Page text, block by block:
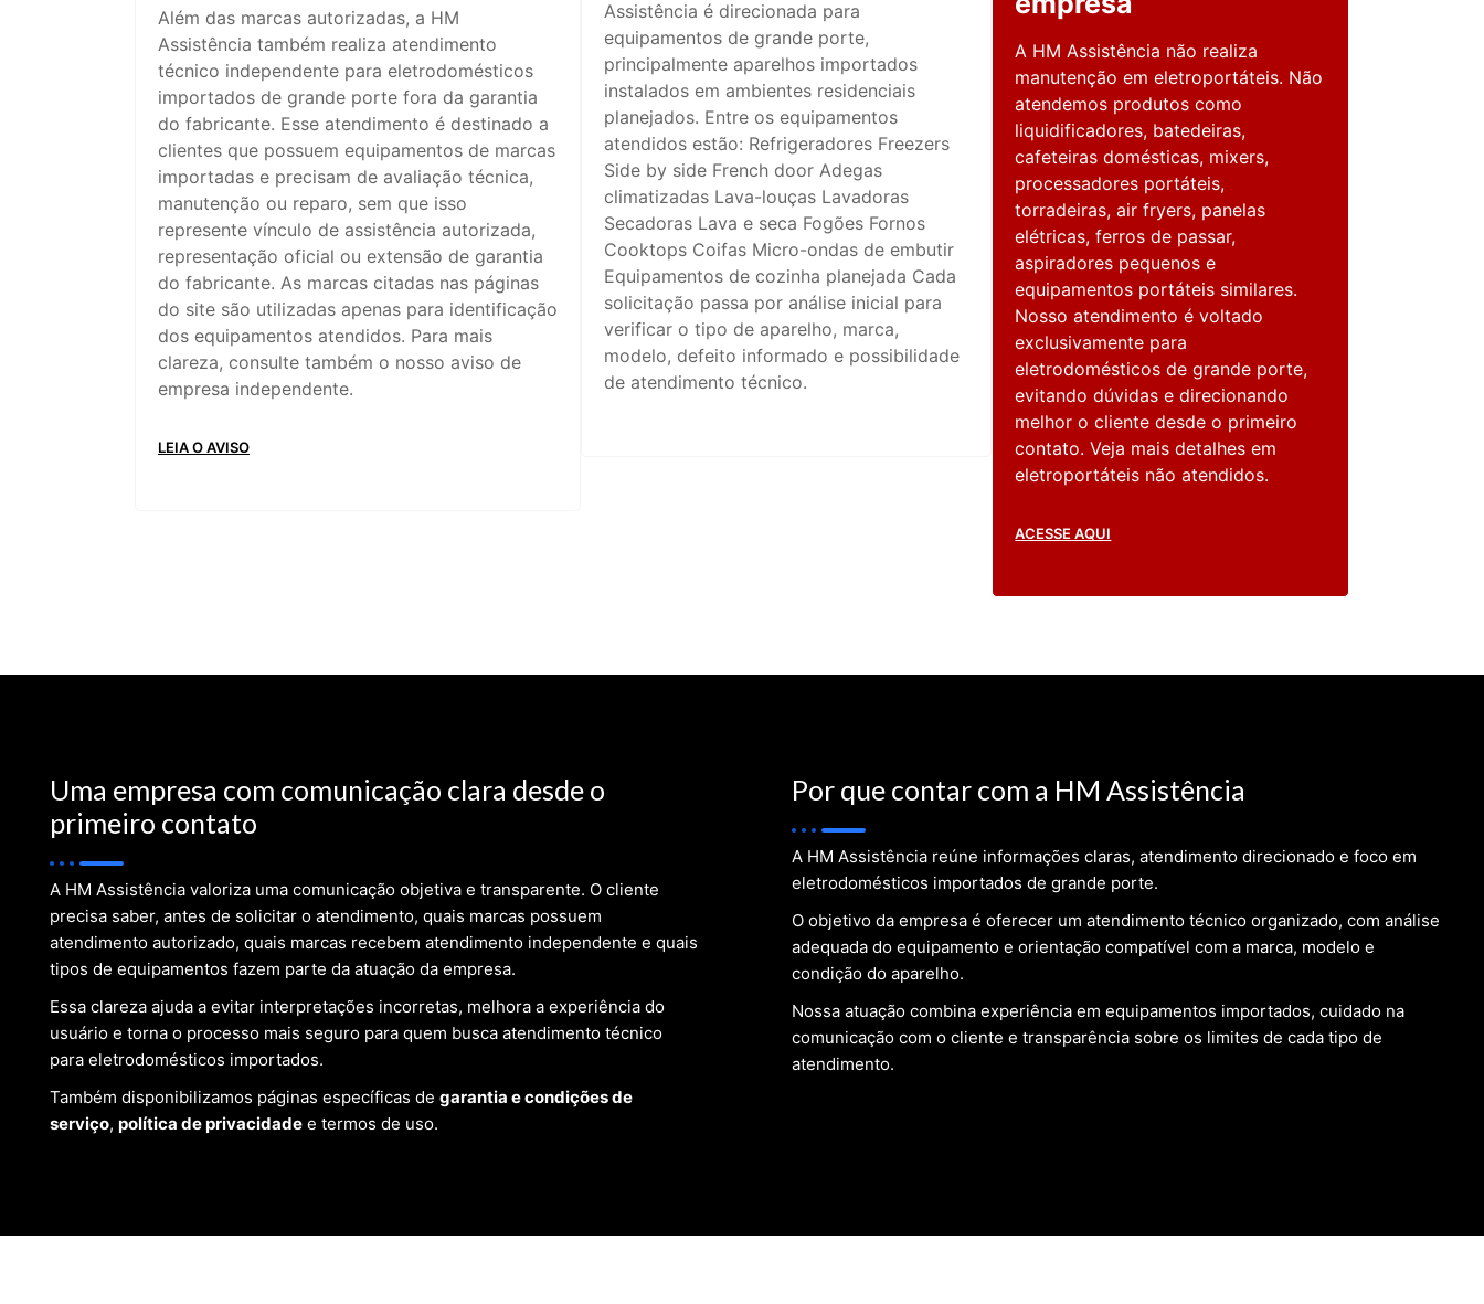
Além das marcas autorizadas, a HM
Assistência também realiza atendimento
técnico independente para eletrodomésticos
importados de grande porte fora da garantia
do fabricante. Esse atendimento é destinado a
clientes que possuem equipamentos de marcas
importadas e precisam de avaliação técnica,
manutenção ou reparo, sem que isso
represente vínculo de assistência autorizada,
representação oficial ou extensão de garantia
do fabricante. As marcas citadas nas páginas
do site são utilizadas apenas para identificação
dos equipamentos atendidos. Para mais
clareza, consulte também o nosso aviso de
empresa independente.
LEIA O AVISO
Assistência é direcionada para
equipamentos de grande porte,
principalmente aparelhos importados
instalados em ambientes residenciais
planejados. Entre os equipamentos
atendidos estão: Refrigeradores Freezers
Side by side French door Adegas
climatizadas Lava-louças Lavadoras
Secadoras Lava e seca Fogões Fornos
Cooktops Coifas Micro-ondas de embutir
Equipamentos de cozinha planejada Cada
solicitação passa por análise inicial para
verificar o tipo de aparelho, marca,
modelo, defeito informado e possibilidade
de atendimento técnico.
A HM Assistência não realiza
manutenção em eletroportáteis. Não
atendemos produtos como
liquidificadores, batedeiras,
cafeteiras domésticas, mixers,
processadores portáteis,
torradeiras, air fryers, panelas
elétricas, ferros de passar,
aspiradores pequenos e
equipamentos portáteis similares.
Nosso atendimento é voltado
exclusivamente para
eletrodomésticos de grande porte,
evitando dúvidas e direcionando
melhor o cliente desde o primeiro
contato. Veja mais detalhes em
eletroportáteis não atendidos.
ACESSE AQUI
Uma empresa com comunicação clara desde o
primeiro contato
A HM Assistência valoriza uma comunicação objetiva e transparente. O cliente
precisa saber, antes de solicitar o atendimento, quais marcas possuem
atendimento autorizado, quais marcas recebem atendimento independente e quais
tipos de equipamentos fazem parte da atuação da empresa.
Essa clareza ajuda a evitar interpretações incorretas, melhora a experiência do
usuário e torna o processo mais seguro para quem busca atendimento técnico
para eletrodomésticos importados.
Também disponibilizamos páginas específicas de garantia e condições de
serviço, política de privacidade e termos de uso.
Por que contar com a HM Assistência
A HM Assistência reúne informações claras, atendimento direcionado e foco em
eletrodomésticos importados de grande porte.
O objetivo da empresa é oferecer um atendimento técnico organizado, com análise
adequada do equipamento e orientação compatível com a marca, modelo e
condição do aparelho.
Nossa atuação combina experiência em equipamentos importados, cuidado na
comunicação com o cliente e transparência sobre os limites de cada tipo de
atendimento.